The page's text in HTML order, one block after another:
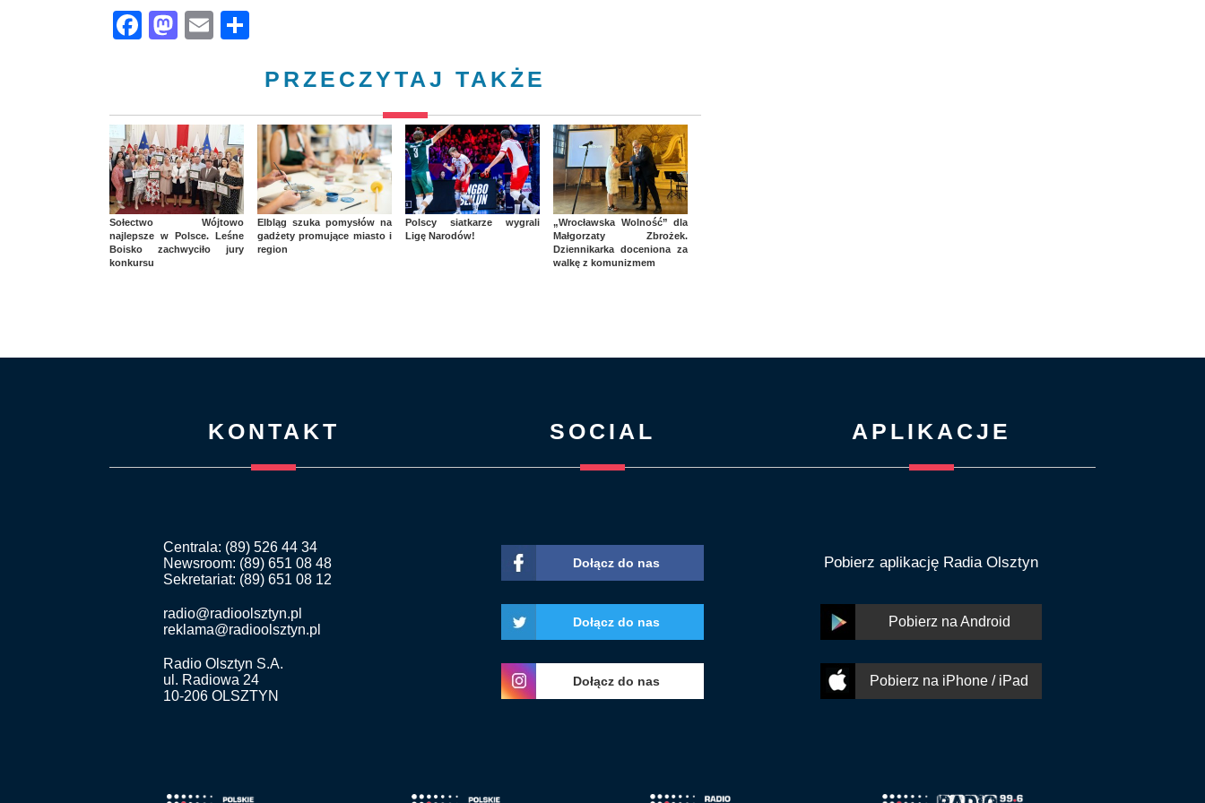
Facebook
Mastodon
Email
PRZECZYTAJ TAKŻE
Sołectwo Wójtowo
najlepsze w Polsce. Leśne
Boisko zachwyciło jury
konkursu
Elbląg szuka pomysłów na
gadżety promujące miasto i
region
Polscy siatkarze wygrali
Ligę Narodów!
„Wrocławska Wolność” dla
Małgorzaty Zbrożek.
Dziennikarka doceniona za
walkę z komunizmem
KONTAKT
Centrala: (89) 526 44 34
Newsroom: (89) 651 08 48
Sekretariat: (89) 651 08 12
radio@radioolsztyn.pl
reklama@radioolsztyn.pl
Radio Olsztyn S.A.
ul. Radiowa 24
10-206 OLSZTYN
SOCIAL
Dołącz do nas
Dołącz do nas
Dołącz do nas
APLIKACJE
Pobierz aplikację Radia Olsztyn
Pobierz na Android
Pobierz na iPhone / iPad